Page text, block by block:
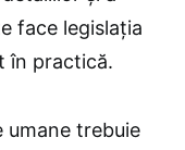
face legislația
în practică.
umane trebuie